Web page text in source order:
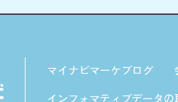
マイナビマーケブログ
インフォマティブデータ